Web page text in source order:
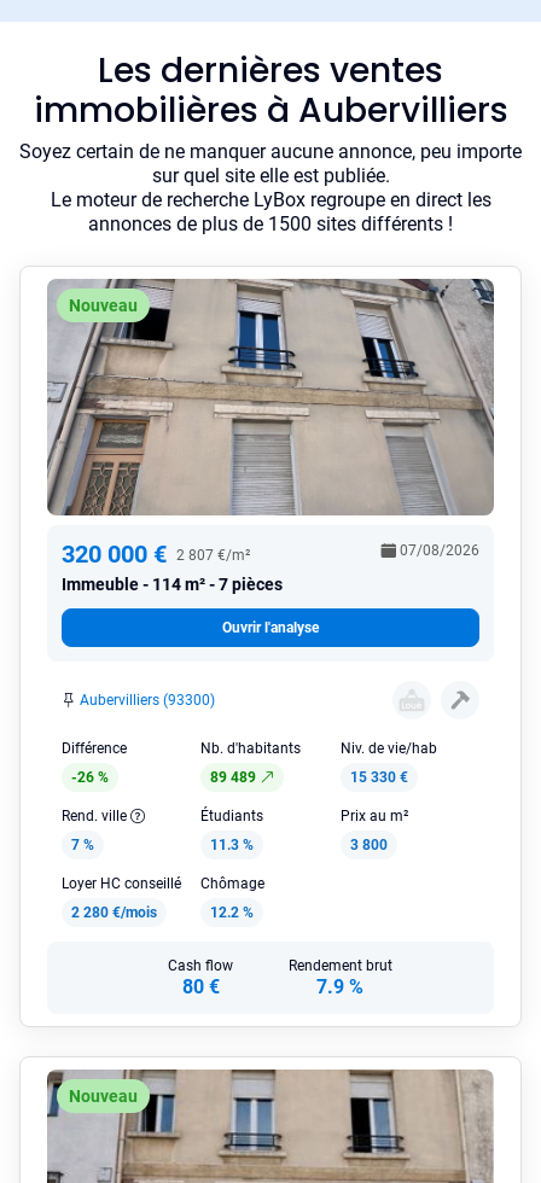
Les dernières ventes
immobilières à Aubervilliers
Soyez certain de ne manquer aucune annonce, peu importe
sur quel site elle est publiée.
Le moteur de recherche LyBox regroupe en direct les
annonces de plus de 1500 sites différents !
Nouveau
320 000 € 2 807 €/m²
Immeuble 114 m² - 7 pièces
07/08/2026
Ouvrir l'analyse
Aubervilliers (93300)
Différence
-26 %
Nb. d'habitants
89 489
Niv. de vie/hab
15 330 €
Rend. ville
7 %
Étudiants
11.3 %
Prix au m²
3 800
Loyer HC conseillé
2 280 €/mois
Chômage
12.2 %
Cash flow
80 €
Rendement brut
7.9 %
Nouveau